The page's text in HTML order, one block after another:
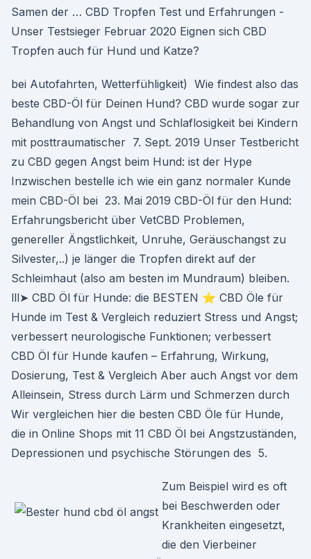
Samen der … CBD Tropfen Test und Erfahrungen -
Unser Testsieger Februar 2020 Eignen sich CBD
Tropfen auch für Hund und Katze?
bei Autofahrten, Wetterfühligkeit) Wie findest also das
beste CBD-Öl für Deinen Hund? CBD wurde sogar zur
Behandlung von Angst und Schlaflosigkeit bei Kindern
mit posttraumatischer 7. Sept. 2019 Unser Testbericht
zu CBD gegen Angst beim Hund: ist der Hype
Inzwischen bestelle ich wie ein ganz normaler Kunde
mein CBD-Öl bei 23. Mai 2019 CBD-Öl für den Hund:
Erfahrungsbericht über VetCBD Problemen,
genereller Ängstlichkeit, Unruhe, Geräuschangst zu
Silvester,..) je länger die Tropfen direkt auf der
Schleimhaut (also am besten im Mundraum) bleiben.
lll➤ CBD Öl für Hunde: die BESTEN ⭐ CBD Öle für
Hunde im Test & Vergleich reduziert Stress und Angst;
verbessert neurologische Funktionen; verbessert
CBD Öl für Hunde kaufen – Erfahrung, Wirkung,
Dosierung, Test & Vergleich Aber auch Angst vor dem
Alleinsein, Stress durch Lärm und Schmerzen durch
Wir vergleichen hier die besten CBD Öle für Hunde,
die in Online Shops mit 11 CBD Öl bei Angstzuständen,
Depressionen und psychische Störungen des 5.
Zum Beispiel wird es oft
bei Beschwerden oder
Krankheiten eingesetzt,
die den Vierbeiner